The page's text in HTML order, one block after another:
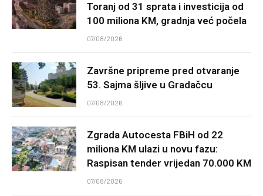
Toranj od 31 sprata i investicija od
100 miliona KM, gradnja već počela
07/08/2026
Završne pripreme pred otvaranje
53. Sajma šljive u Gradačcu
07/08/2026
Zgrada Autocesta FBiH od 22
miliona KM ulazi u novu fazu:
Raspisan tender vrijedan 70.000 KM
07/08/2026